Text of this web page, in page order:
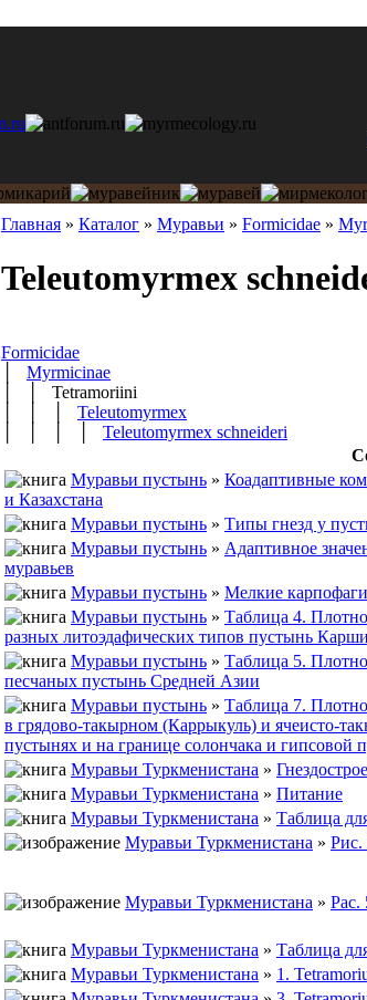
Главная » Каталог » Муравьи » Formicidae »
Teleutomyrmex
Formicidae
Myrmicinae
│ │ Tetramoriini
Teleutomyrmex
Teleutomyrmex schneideri
Муравьи пустынь » Коадаптивные
и Казахстана
Муравьи пустынь » Типы гнезд у
Муравьи пустынь » Адаптивное
муравьев
Муравьи пустынь » Мелкие
Муравьи пустынь » Таблица 4.
разных литоэдафических типов пустынь
Муравьи пустынь » Таблица 5.
песчаных пустынь Средней Азии
Муравьи пустынь » Таблица 7.
в грядово-такырном (Каррыкуль) и ячеисто-
пустынях и на границе солончака и
Муравьи Туркменистана »
Муравьи Туркменистана » Питание
Муравьи Туркменистана » Таблица
Муравьи Туркменистана » Рис.
Муравьи Туркменистана » Рас.
Муравьи Туркменистана » Таблица
Муравьи Туркменистана » 1.